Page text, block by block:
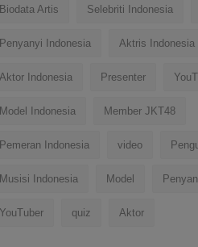
Biodata Artis Selebriti Indonesia
Penyanyi Indonesia Aktris Indonesia
Aktor Indonesia Presenter
Model Indonesia Member JKT48
Pemeran Indonesia video
Musisi Indonesia Model
YouTuber quiz Aktor